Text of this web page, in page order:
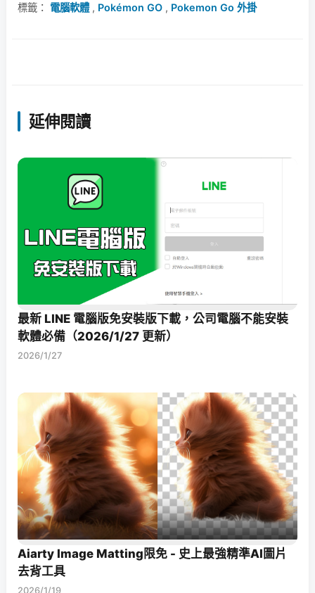
標籤： 電腦軟體, Pokémon GO , Pokemon Go 外掛
延伸閱讀
最新 LINE 電腦版免安裝版下載，公司電腦不能安裝
軟體必備（2026/1/27 更新）
2026/1/27
Aiarty Image Matting限免 - 史上最強精準AI圖片
去背工具
2026/1/19